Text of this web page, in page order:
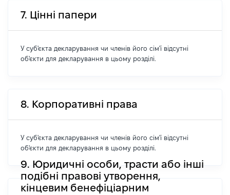
7. Цінні папери
У суб'єкта декларування чи членів його сім'ї відсутні
об'єкти для декларування в цьому розділі.
8. Корпоративні права
У суб'єкта декларування чи членів його сім'ї відсутні
об'єкти для декларування в цьому розділі.
9. Юридичні особи, трасти або інші
подібні правові утворення,
кінцевим бенефіціарним